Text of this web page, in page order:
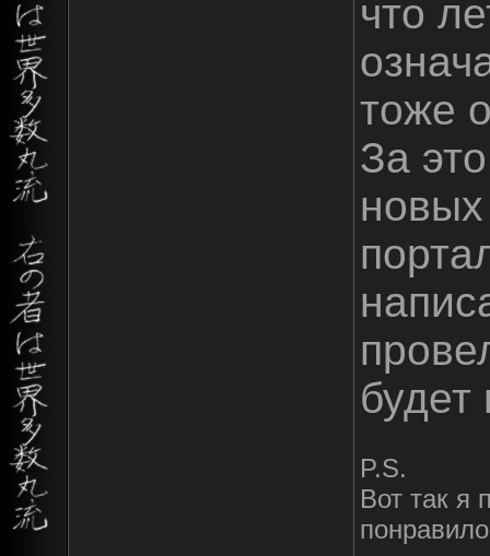
что
тоже
За
будет
P.S.
Вот так я